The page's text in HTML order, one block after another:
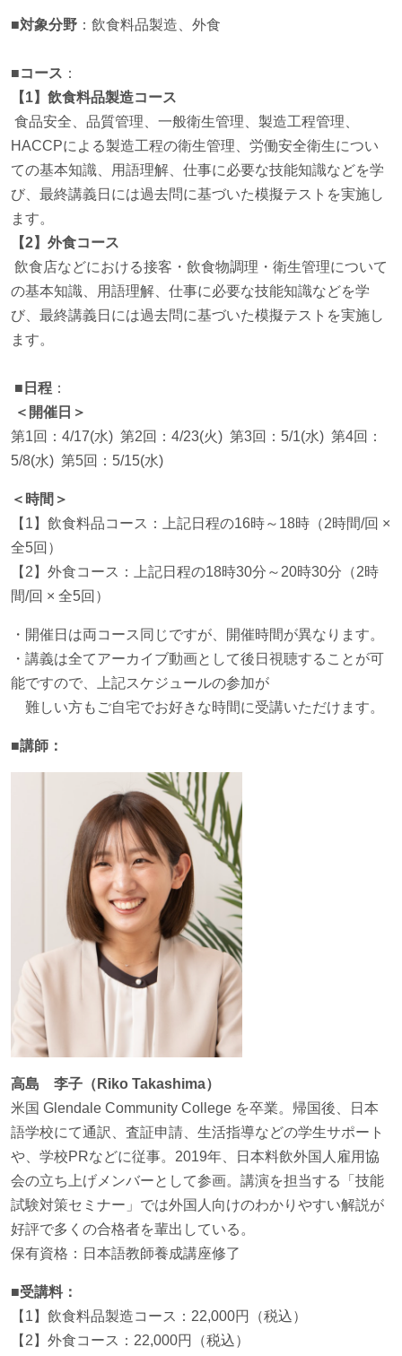
■対象分野 ：飲食料品製造、外食
■コース ：
【1】飲食料品製造コース
食品安全、品質管理、一般衛生管理、製造工程管理、
HACCPによる製造工程の衛生管理、労働安全衛生につい
ての基本知識、用語理解、仕事に必要な技能知識などを学
び、最終講義日には過去問に基づいた模擬テストを実施し
ます。
【2】外食コース
飲食店などにおける接客・飲食物調理・衛生管理について
の基本知識、用語理解、仕事に必要な技能知識などを学
び、最終講義日には過去問に基づいた模擬テストを実施し
ます。
■日程 ：
＜開催日＞
第1回：4/17(水) 第2回：4/23(火) 第3回：5/1(水) 第4回：
5/8(水) 第5回：5/15(水)
＜時間＞
【1】飲食料品コース：上記日程の16時～18時（2時間/回 ×
全5回）
【2】外食コース：上記日程の18時30分～20時30分（2時
間/回 × 全5回）
・開催日は両コース同じですが、開催時間が異なります。
・講義は全てアーカイブ動画として後日視聴することが可
能ですので、上記スケジュールの参加が
難しい方もご自宅でお好きな時間に受講いただけます。
■講師：
高島 李子（Riko Takashima）
米国 Glendale Community College を卒業。帰国後、日本
語学校にて通訳、査証申請、生活指導などの学生サポート
や、学校PRなどに従事。2019年、日本料飲外国人雇用協
会の立ち上げメンバーとして参画。講演を担当する「技能
試験対策セミナー」では外国人向けのわかりやすい解説が
好評で多くの合格者を輩出している。
保有資格：日本語教師養成講座修了
■受講料：
【1】飲食料品製造コース：22,000円（税込）
【2】外食コース：22,000円（税込）